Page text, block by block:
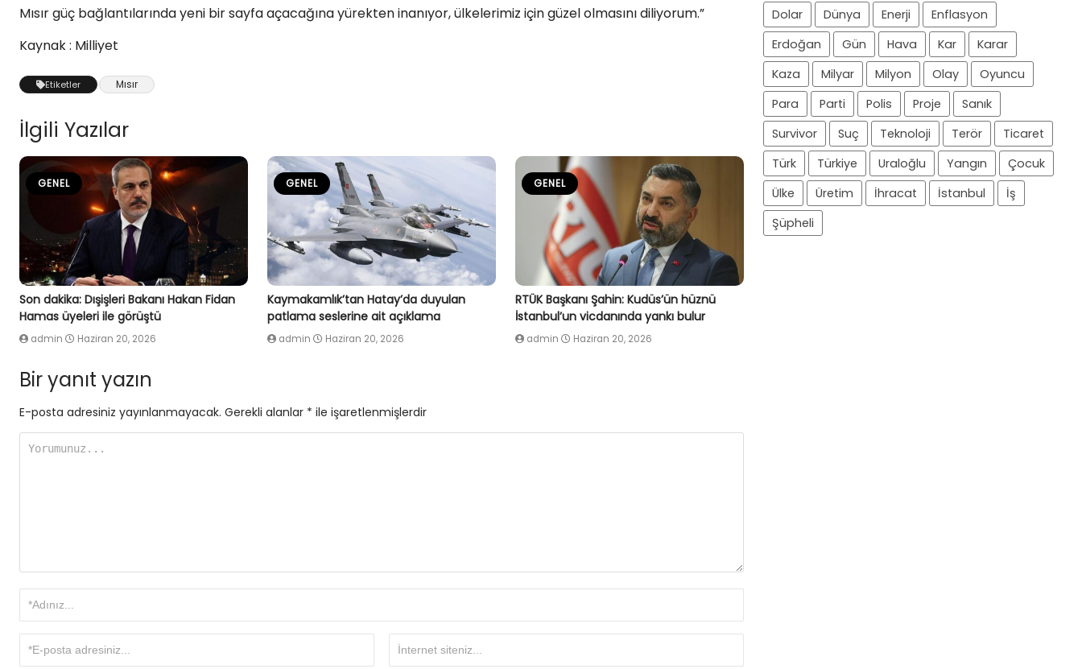
Mısır güç bağlantılarında yeni bir sayfa açacağına yürekten inanıyor, ülkelerimiz için güzel olmasını diliyorum.”
Kaynak : Milliyet
Etiketler Mısır
İlgili Yazılar
GENEL
Son dakika: Dışişleri Bakanı Hakan Fidan
Hamas üyeleri ile görüştü
admin Haziran 20, 2026
GENEL
Kaymakamlık’tan Hatay’da duyulan
patlama seslerine ait açıklama
admin Haziran 20, 2026
GENEL
RTÜK Başkanı Şahin: Kudüs’ün hüznü
İstanbul’un vicdanında yankı bulur
admin Haziran 20, 2026
Bir yanıt yazın
E-posta adresiniz yayınlanmayacak. Gerekli alanlar * ile işaretlenmişlerdir
Dolar
Dünya Enerji
Enflasyon
Erdoğan
Gün Hava Kar
Karar
Kaza
Milyar Milyon Olay
Oyuncu
Para
Parti Polis Proje
Sanık
Survivor
Suç Teknoloji Terör
Ticaret
Türk
Türkiye Uraloğlu Yangın
Çocuk
Ülke
Üretim İhracat İstanbul
İş
Şüpheli